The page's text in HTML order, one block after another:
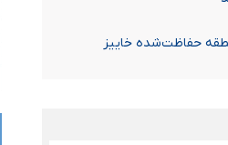
حفاظت‌شده خاییز